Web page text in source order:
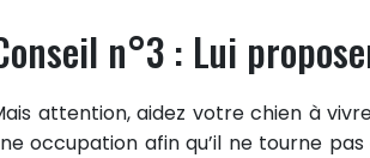
n°3 : Lui
attention, aidez votre chien à
occupation afin qu’il ne tourne